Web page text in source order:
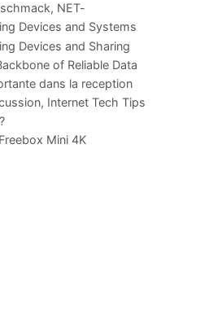
NET-
im
Devices and Systems
Devices and Sharing
of Reliable Data
dans la reception
Internet Tech Tips
Mini 4K